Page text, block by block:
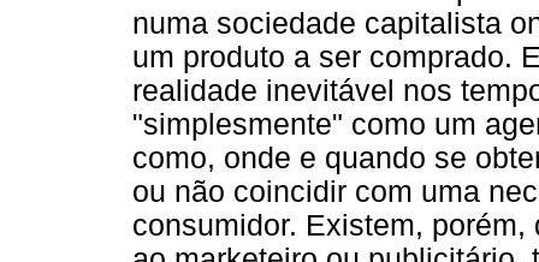
numa sociedade capitalista
um produto a ser comprado.
realidade inevitável nos
"simplesmente" como um
como, onde e quando se
ou não coincidir com uma
consumidor. Existem,